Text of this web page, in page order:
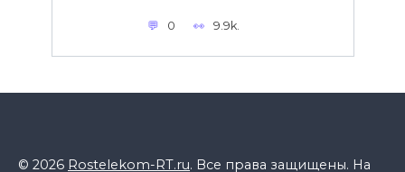
0 9.9k.
© 2026 Rostelekom-RT.ru. Все права защищены. На